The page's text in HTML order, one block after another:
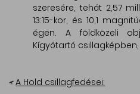
szeresére, tehát 2,57
13:15-kor, és 10,1
égen. A földközeli
Kígyótartó
A Hold csillagfedései: